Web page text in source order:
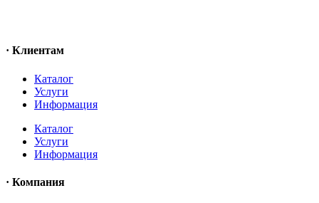
· Клиентам
Каталог
Услуги
Информация
Каталог
Услуги
Информация
· Компания